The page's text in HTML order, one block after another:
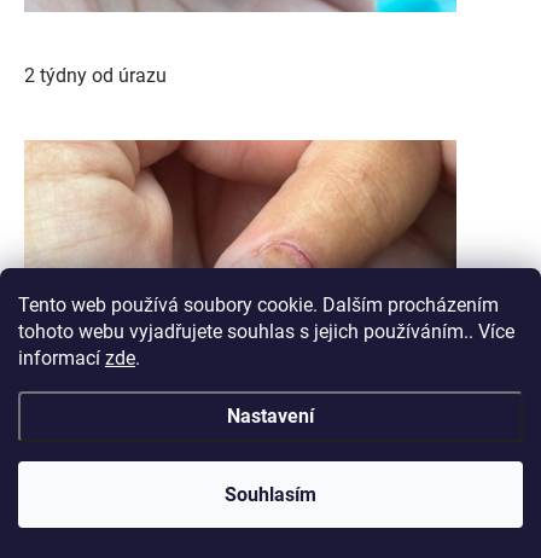
Tento web používá soubory cookie. Dalším procházením
tohoto webu vyjadřujete souhlas s jejich používáním.. Více
informací zde.
Nastavení
Souhlasím
2 týdny od úrazu
3 týdny po úrazu